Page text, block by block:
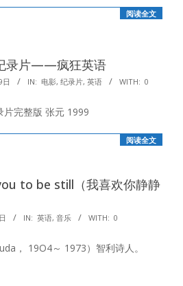
阅读全文
录片——疯狂英语
日 IN: 电影, 纪录片, 英语 WITH: 0
片完整版 张元 1999
阅读全文
to be still（我喜欢你静静
IN: 英语, 音乐 WITH: 0
， 19O4～ 1973）智利诗人。